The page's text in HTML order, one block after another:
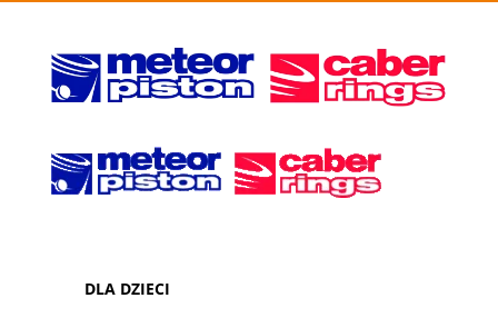
DLA DZIECI